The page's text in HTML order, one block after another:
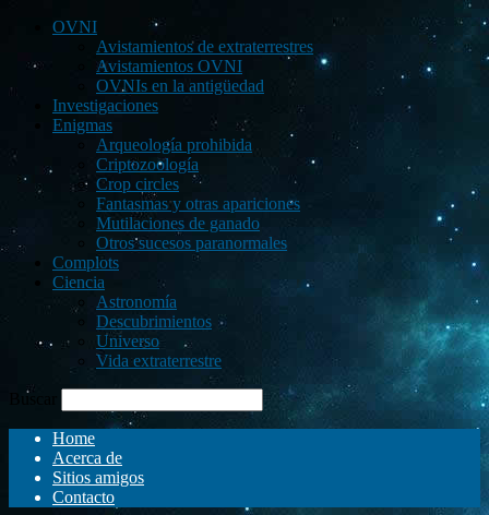
OVNI
Avistamientos de extraterrestres
Avistamientos OVNI
OVNIs en la antigüedad
Investigaciones
Enigmas
Arqueología prohibida
Criptozoología
Crop circles
Fantasmas y otras apariciones
Mutilaciones de ganado
Otros sucesos paranormales
Complots
Ciencia
Astronomía
Descubrimientos
Universo
Vida extraterrestre
Buscar
Home
Acerca de
Sitios amigos
Contacto